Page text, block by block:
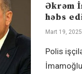
Əkrəm
həbs
Mart 19, 2025
Polis